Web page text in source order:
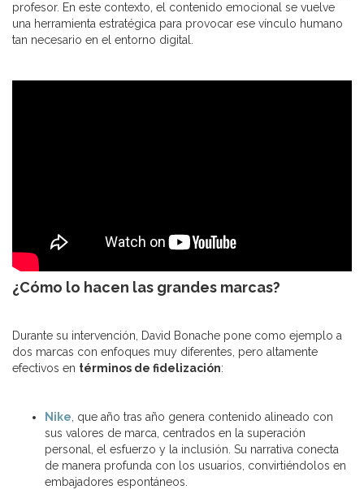
profesor. En este contexto, el contenido emocional se vuelve
una herramienta estratégica para provocar ese vínculo humano
tan necesario en el entorno digital.
¿Cómo lo hacen las grandes marcas?
Durante su intervención, David Bonache pone como ejemplo a
dos marcas con enfoques muy diferentes, pero altamente
efectivos en términos de fidelización:
Nike , que año tras año genera contenido alineado con
sus valores de marca, centrados en la superación
personal, el esfuerzo y la inclusión. Su narrativa conecta
de manera profunda con los usuarios, convirtiéndolos en
embajadores espontáneos.